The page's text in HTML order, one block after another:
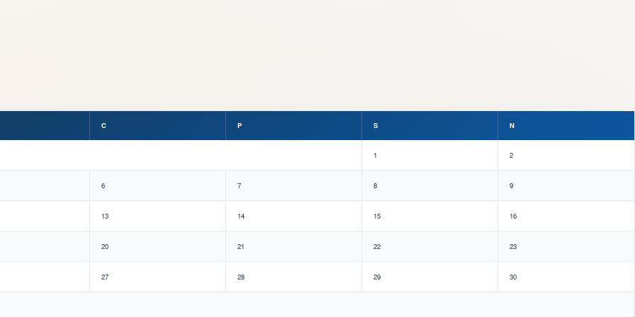
C P S N
1 2
6 7 8 9
13 14 15 16
20 21 22 23
27 28 29 30